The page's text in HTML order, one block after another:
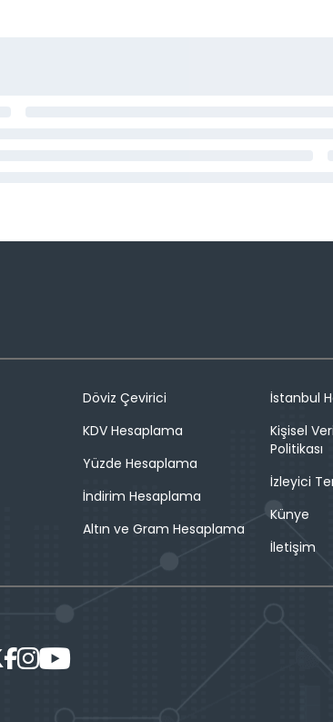
Döviz Çevirici
KDV Hesaplama
Yüzde Hesaplama
İndirim Hesaplama
Altın ve Gram Hesaplama
İstanbul
Kişisel
Politikası
İzleyici
Künye
İletişim